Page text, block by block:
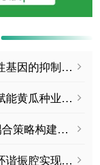
ꔷ 宏基因组分析揭示病毒对抗性基因的抑制作用
ꔷ 高质量泛基因组图谱全方位赋能黄瓜种业创新
ꔷ AS 吉林大学朱轩伯：多元耦合策略构建离子高速公路，实现工业废液超高效渗透能发电
ꔷ 千万级品质因子！全光纤微环谐振腔实现跨越式发展